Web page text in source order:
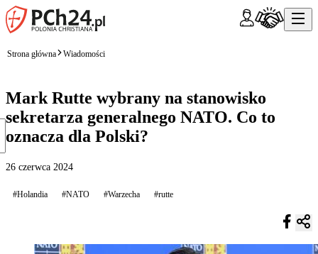
Strona główna Wiadomości
Mark Rutte wybrany na stanowisko
sekretarza generalnego NATO. Co to
oznacza dla Polski?
26 czerwca 2024
#Holandia #NATO #Warzecha #rutte